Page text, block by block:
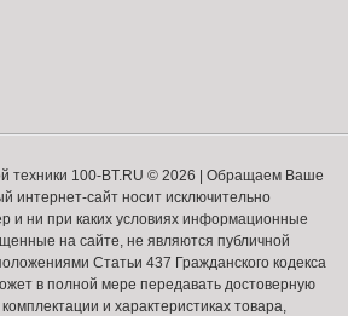
техники 100-BT.RU © 2026 | Обращаем Ваше
интернет-сайт носит исключительно
и ни при каких условиях информационные
на сайте, не являются публичной
Статьи 437 Гражданского кодекса
в полной мере передавать достоверную
и характеристиках товара,